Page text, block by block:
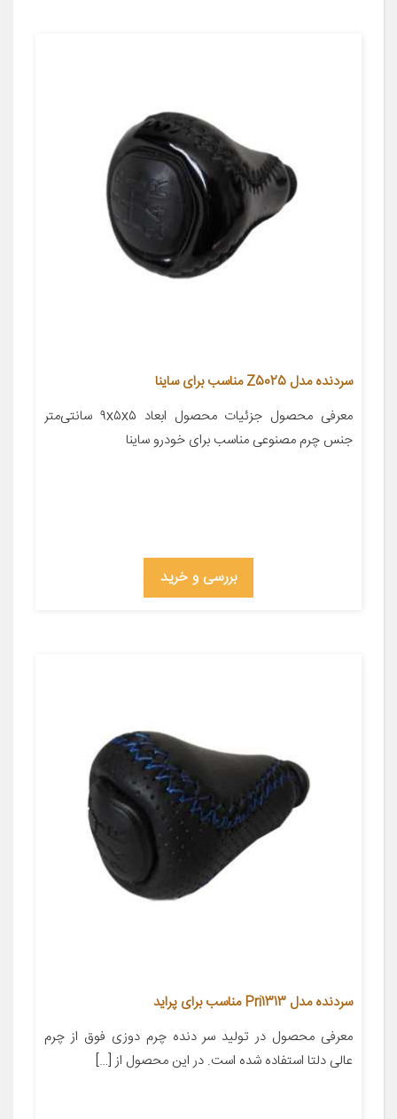
سردنده مدل Z5025 مناسب برای ساینا
معرفی محصول جزئیات محصول ابعاد ۹x۵x۵ سانتی‌متر
جنس چرم مصنوعی مناسب برای خودرو ساینا
بررسی و خرید
سردنده مدل Pri1313 مناسب برای پراید
معرفی محصول در تولید سر دنده چرم دوزی فوق از چرم
عالی دلتا استفاده شده است. در این محصول از […]